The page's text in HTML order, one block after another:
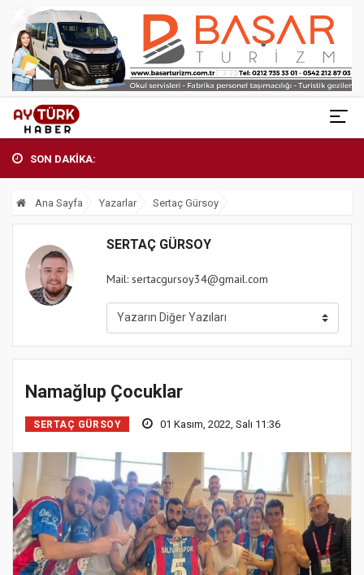
SON DAKİKA:
Ana Sayfa Yazarlar Sertaç Gürsoy
SERTAÇ GÜRSOY
Mail: sertacgursoy34@gmail.com
Namağlup Çocuklar
SERTAÇ GÜRSOY 01 Kasım, 2022, Salı 11:36